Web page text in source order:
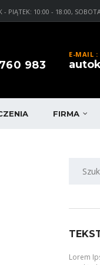
- PIĄTEK: 10:00 - 18:00,
E-MAIL :
983
FIRMA
Lorem